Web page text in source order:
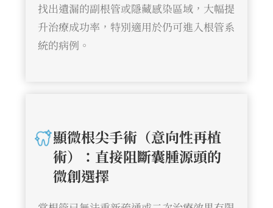
找出遺漏的副根管或隱藏感染區域，大幅提
升治療成功率，特別適用於仍可進入根管系
統的病例。
顯微根尖手術（意向性再植
術）：直接阻斷囊腫源頭的
微創選擇